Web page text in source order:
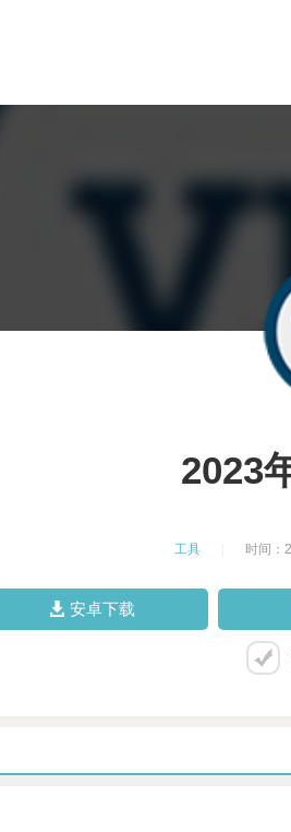
2023
工具 时间：
安卓下载